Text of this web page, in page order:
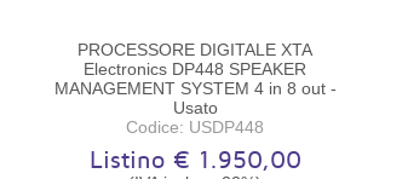
PROCESSORE DIGITALE XTA
Electronics DP448 SPEAKER
MANAGEMENT SYSTEM 4 in 8 out -
Usato
Codice: USDP448
Listino € 1.950,00